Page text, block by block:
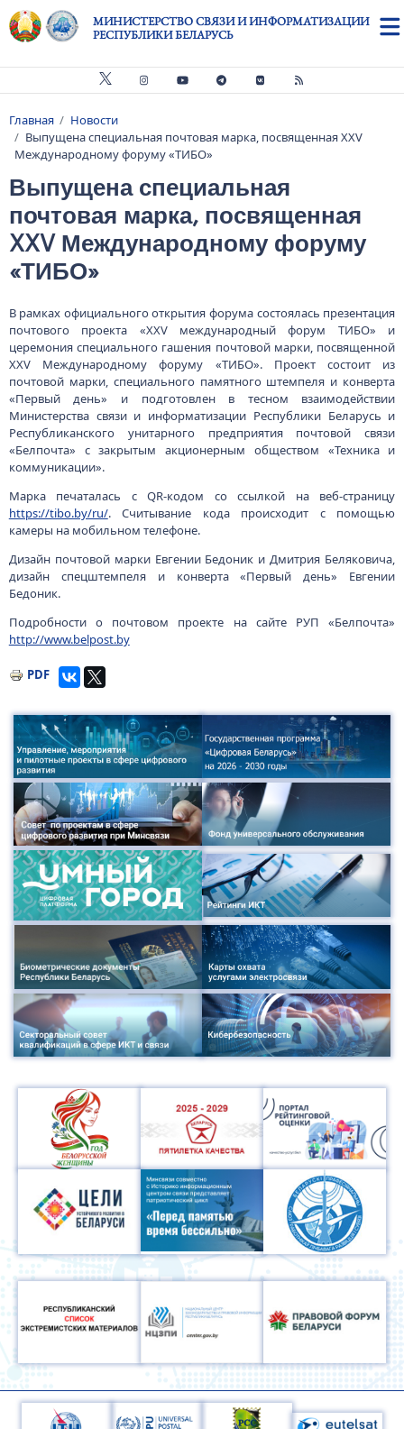
Перейти к основному содержанию
МИНИСТЕРСТВО СВЯЗИ И ИНФОРМАТИЗАЦИИ
РЕСПУБЛИКИ БЕЛАРУСЬ
Строка навигации
Главная
Новости
Выпущена специальная почтовая марка, посвященная XXV
Международному форуму «ТИБО»
Выпущена специальная
почтовая марка, посвященная
XXV Международному форуму
«ТИБО»
В рамках официального открытия форума состоялась презентация
почтового проекта «XXV международный форум ТИБО» и
церемония специального гашения почтовой марки, посвященной
XXV Международному форуму «ТИБО». Проект состоит из
почтовой марки, специального памятного штемпеля и конверта
«Первый день» и подготовлен в тесном взаимодействии
Министерства связи и информатизации Республики Беларусь и
Республиканского унитарного предприятия почтовой связи
«Белпочта» с закрытым акционерным обществом «Техника и
коммуникации».
Марка печаталась с QR-кодом со ссылкой на веб-страницу
https://tibo.by/ru/. Считывание кода происходит с помощью
камеры на мобильном телефоне.
Дизайн почтовой марки Евгении Бедоник и Дмитрия Беляковича,
дизайн спецштемпеля и конверта «Первый день» Евгении
Бедоник.
Подробности о почтовом проекте на сайте РУП «Белпочта»
http://www.belpost.by
PDF